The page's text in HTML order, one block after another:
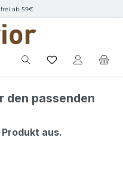
ab 59€
den passenden
aus.